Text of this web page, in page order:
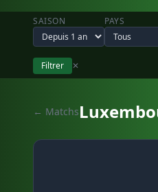
SAISON PAYS
Filtrer ✕
← Matchs